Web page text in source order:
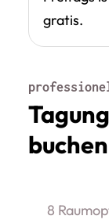
gratis.
buchen
8